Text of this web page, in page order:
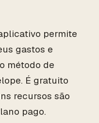
permite
gastos e
método de
É gratuito
recursos são
pago.